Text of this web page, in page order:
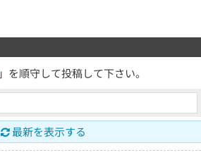
」を順守して投稿して下さい。
最新を表示する